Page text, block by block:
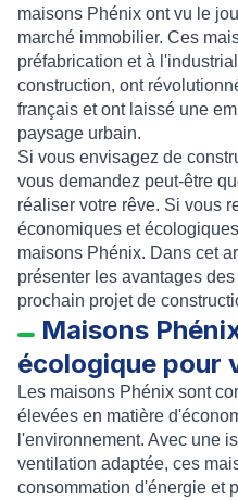
maisons Phénix ont vu le
marché immobilier. Ces
préfabrication et à
construction, ont
français et ont laissé une
paysage urbain.
Si vous envisagez de
vous demandez peut-être
réaliser votre rêve. Si vous
économiques et
maisons Phénix. Dans cet
présenter les avantages
prochain projet de
Maisons
écologique pour
Les maisons Phénix sont
élevées en matière
l'environnement. Avec une
ventilation adaptée, ces
consommation d'énergie et